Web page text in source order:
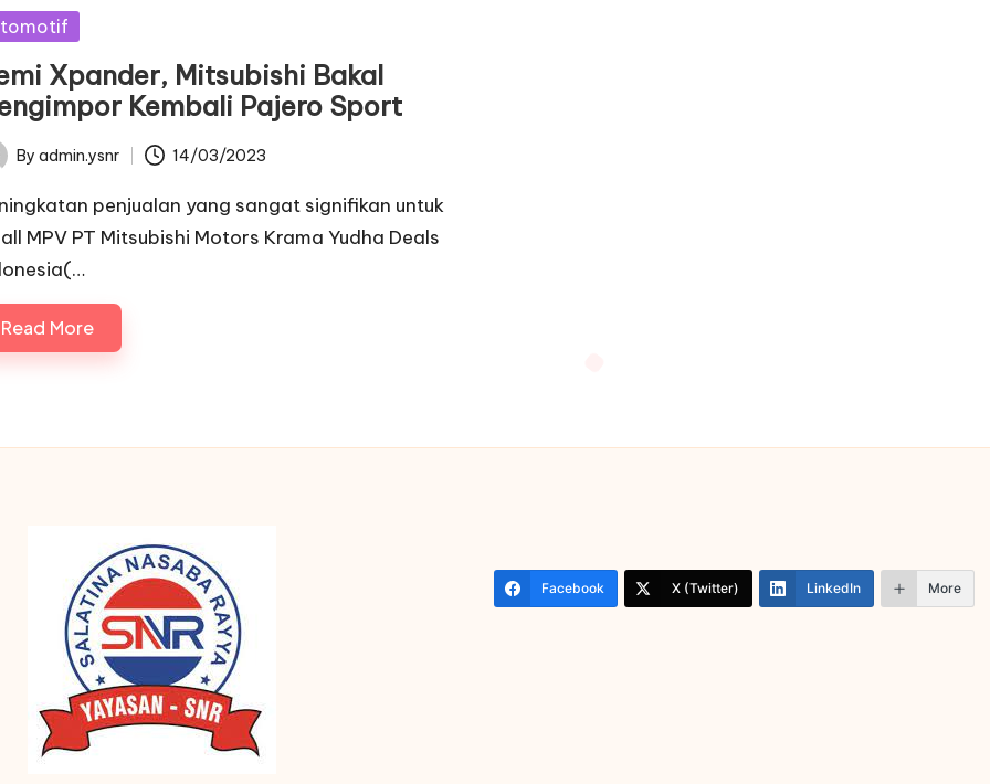
Xpander, Mitsubishi Bakal
Kembali Pajero Sport
By admin.ysnr 14/03/2023
penjualan yang sangat signifikan untuk
MPV PT Mitsubishi Motors Krama Yudha Deals
Read More
Facebook X (Twitter) LinkedIn More